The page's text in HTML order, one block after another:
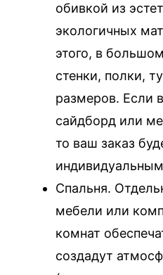
обивкой из
экологичных
этого, в
стенки, полки,
размеров. Если
сайдборд или
то ваш заказ
Спальня.
мебели или
комнат
создадут